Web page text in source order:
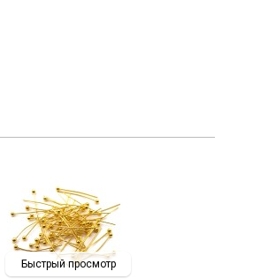
Быстрый просмотр